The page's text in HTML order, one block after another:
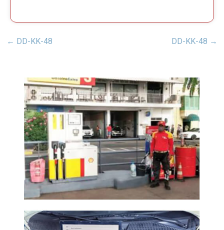
← DD-KK-48 DD-KK-48 →